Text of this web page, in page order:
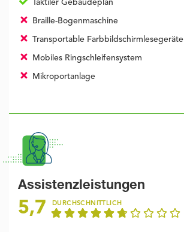
Taktiler Gebäudeplan
Braille-Bogenmaschine
Transportable Farbbildschirmlesegeräte
Mobiles Ringschleifensystem
Mikroportanlage
Assistenzleistungen
5,7 DURCHSCHNITTLICH